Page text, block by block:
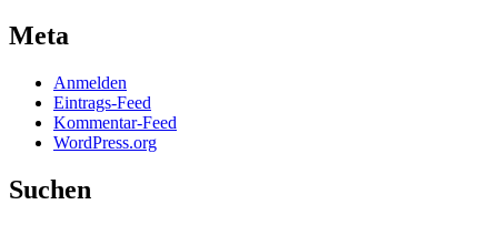
Meta
Anmelden
Eintrags-Feed
Kommentar-Feed
WordPress.org
Suchen